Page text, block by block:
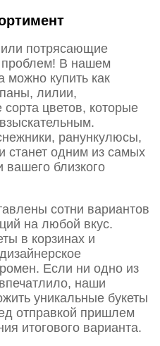
или потрясающие
В нашем
можно купить как
лилии,
цветов, которые
ранункулюсы,
станет одним из самых
близкого
сотни вариантов
на любой вкус.
в корзинах и
Если ни одно из
наши
уникальные букеты
отправкой пришлем
итогового варианта.